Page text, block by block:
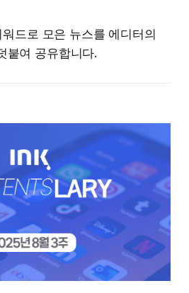
드로 모은 뉴스를 에디터의
붙여 공유합니다.